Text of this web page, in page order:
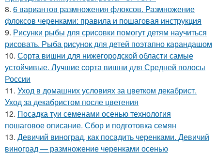
8. 6 вариантов размножения флоксов. Размножение
флоксов черенками: правила и пошаговая инструкция
9. Рисунки рыбы для срисовки помогут детям научиться
рисовать. Рыба рисунок для детей поэтапно карандашом
10. Сорта вишни для нижегородской области самые
устойчивые. Лучшие сорта вишни для Средней полосы
России
11. Уход в домашних условиях за цветком декабрист.
Уход за декабристом после цветения
12. Посадка туи семенами осенью технология
пошаговое описание. Сбор и подготовка семян
13. Девичий виноград, как посадить черенками. Девичий
виноград — размножение черенками осенью